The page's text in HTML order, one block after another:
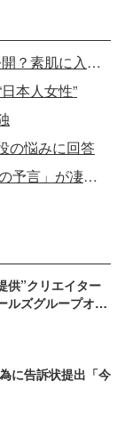
【写真】BTS・V、遂に“友情タトゥー”公開？素肌に入れた「7」に注目集まる
本人女性”
の悩みに回答
BTS、全米1位“バトンタッチ”で「SUGAの予言」が凄すぎると話題
供”クリエイター
ルズグループオー
に告訴状提出「今